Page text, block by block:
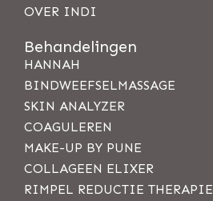
OVER INDI
Behandelingen
HANNAH
BINDWEEFSELMASSAGE
SKIN ANALYZER
COAGULEREN
MAKE-UP BY PUNE
COLLAGEEN ELIXER
RIMPEL REDUCTIE THERAPIE